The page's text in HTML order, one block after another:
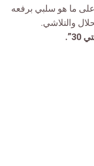
ما هو سلبي برفعه
والتلاشي.